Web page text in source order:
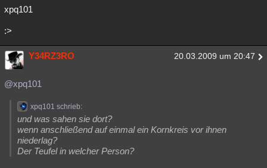
xpq101
:>
Y34RZ3RO 20.03.2009 um 20:47
@xpq101
xpq101 schrieb:
und was sahen sie dort?
wenn anschließend auf einmal ein Kornkreis vor ihnen
niederlag?
Der Teufel in welcher Person?